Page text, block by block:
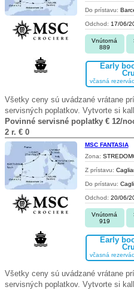
Do prístavu:
Odchod: 17/06/
Vnútorná
889
Early
včasná
Všetky ceny sú uvádzané vrátane
servisných poplatkov. Vytvorte si
Povinné servisné poplatky € 12/
2 r. € 0
MSC FANTASIA
Zona:
Z prístavu:
Do prístavu:
Odchod: 20/06/
Vnútorná
919
Early
včasná
Všetky ceny sú uvádzané vrátane
servisných poplatkov. Vytvorte si